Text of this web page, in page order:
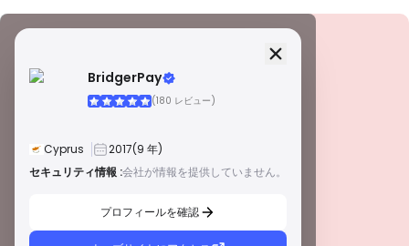
BridgerPay
(180 レビュー)
Cyprus 2017(9 年)
セキュリティ情報 :会社が情報を提供していません。
プロフィールを確認
セキュリティ情報
警告
潜在的なリスクにご注意ください！
ライセンス
世界的に有名な規制当局によって発行されたこれらのライセンスは、厳格な
ほど厳格ではありませんが、信頼できる地域保護を提供します。